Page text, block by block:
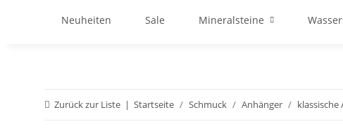
Neuheiten Sale Mineralsteine
Zurück zur Liste Startseite Schmuck Anhänger klassische